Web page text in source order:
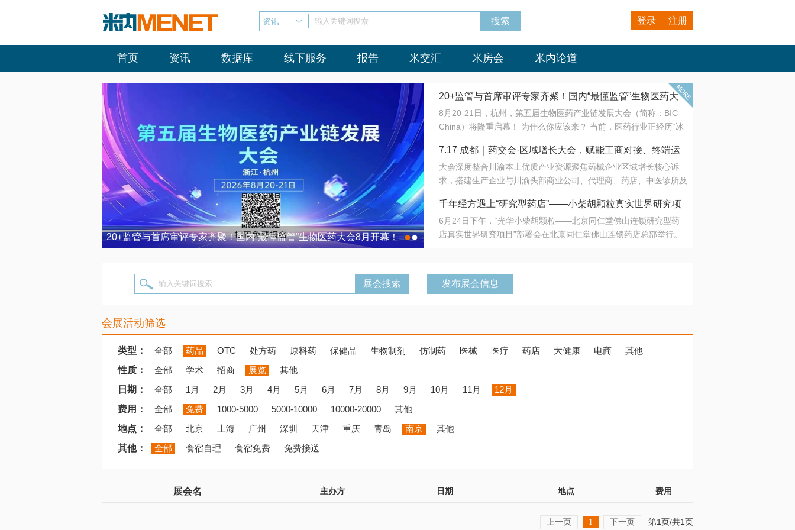
资讯 输入关键词搜索 登录 注册
首页 资讯 数据库 线下服务 报告 米交汇 米房会 米内论道
20+监管与首席审评专家齐聚！国内“最懂监管”生物医药大会8月开幕！ 7.17 成都｜药交会·区域增长大会，赋能工商对接、终端运营
●●
20+监管与首席审评专家齐聚！国内“最懂监管”生物医药大
会8月开幕！
8月20-21日，杭州，第五届生物医药产业链发展大会（简称：BIC
China）将隆重启幕！ 为什么你应该来？ 当前，医药行业正经历“冰
法正重新定义研发效率；另一端是创新药“最后一公里”的支付与入院
难题，呼唤更成熟的产业生态。 同质化“内卷”已无出路，全产业链协
同与出海能力建设才是破局关键。 本届大会以 “重构生态，定义未
算力突围；从中药创新、复杂药物制剂、CGT、多肽与小核酸的技
术攻坚，到CDMO的柔性智造。 我们致力于打破壁垒，让“实验
室”与“生产线”、“研发端”与“支付端”深度对话，更让监管、产业、资
7.17 成都｜药交会·区域增长大会，赋能工商对接、终端运
营
大会深度整合川渝本土优质产业资源聚焦药械企业区域增长核心诉
求，搭建生产企业与川渝头部商业公司、代理商、药店、中医诊所及
域增量份额夯实西南市场战略布局
千年经方遇上“研究型药店”——小柴胡颗粒真实世界研究项
目在北京同仁堂佛山连锁启动
6月24日下午，“光华小柴胡颗粒——北京同仁堂佛山连锁研究型药
店真实世界研究项目”部署会在北京同仁堂佛山连锁药店总部举行。
输入关键词搜索 发布展会信息
会展活动筛选
类型： 全部 药品 OTC 处方药 原料药 保健品 生物制剂 仿制药 医械 医疗 药店 大健康 电商
其他
性质：
全部 学术 招商 展览
其他
日期：
全部 1月 2月 3月 4月 5月 6月 7月 8月 9月 10月 11月
12月
费用：
全部 免费 1000-5000 5000-10000 10000-20000
其他
地点：
全部 北京 上海 广州 深圳 天津 重庆 青岛 南京
其他
其他：
全部 食宿自理 食宿免费 免费接送
展会名 主办方 日期 地点 费用
上一页 1 下一页 第1页/共1页